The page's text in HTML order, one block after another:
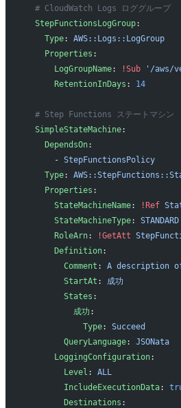
  # CloudWatch Logs ロググループ
  StepFunctionsLogGroup
:
    Type
: AWS::Logs::LogGroup
    Properties
:
      LogGroupName
: !Sub '/aws/
      RetentionInDays
: 14
  # Step Functions ステートマシン
  SimpleStateMachine
:
    DependsOn
:
      -
StepFunctionsPolicy
    Type
:
    Properties
:
      StateMachineName
: !Ref
      StateMachineType
: STANDARD
      RoleArn
: !GetAtt
      Definition
:
        Comment
: A description
        StartAt
: 成功
        States
:
          成功
:
            Type
: Succeed
        QueryLanguage
: JSONata
      LoggingConfiguration
:
        Level
: ALL
        IncludeExecutionData
:
        Destinations
: